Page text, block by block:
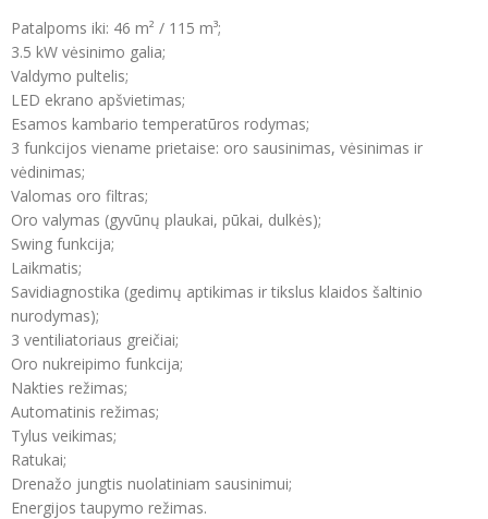
Patalpoms iki: 46 m² / 115 m³;
3.5 kW vėsinimo galia;
Valdymo pultelis;
LED ekrano apšvietimas;
Esamos kambario temperatūros rodymas;
3 funkcijos viename prietaise: oro sausinimas, vėsinimas ir
vėdinimas;
Valomas oro filtras;
Oro valymas (gyvūnų plaukai, pūkai, dulkės);
Swing funkcija;
Laikmatis;
Savidiagnostika (gedimų aptikimas ir tikslus klaidos šaltinio
nurodymas);
3 ventiliatoriaus greičiai;
Oro nukreipimo funkcija;
Nakties režimas;
Automatinis režimas;
Tylus veikimas;
Ratukai;
Drenažo jungtis nuolatiniam sausinimui;
Energijos taupymo režimas.